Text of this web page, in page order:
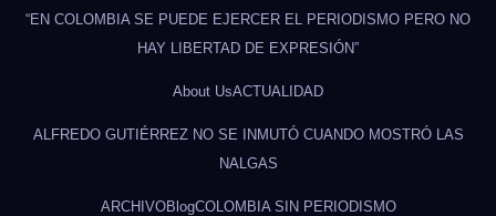
“EN COLOMBIA SE PUEDE EJERCER EL PERIODISMO PERO NO
HAY LIBERTAD DE EXPRESIÓN”
About UsACTUALIDAD
ALFREDO GUTIÉRREZ NO SE INMUTÓ CUANDO MOSTRÓ LAS
NALGAS
ARCHIVOBlogCOLOMBIA SIN PERIODISMO